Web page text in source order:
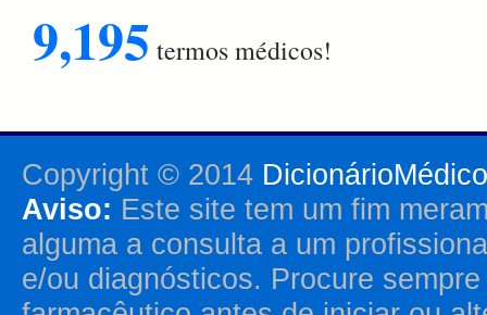
9,195 termos médicos!
Copyright © 2014
Aviso: Este site tem um fim
alguma a consulta a um
e/ou diagnósticos. Procure